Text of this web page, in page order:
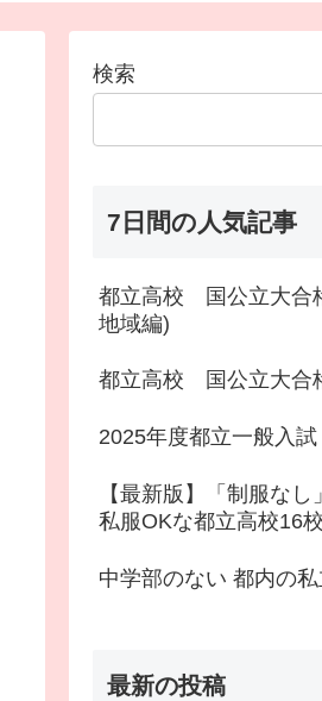
検索
7日間の人気記事
都立高校 国公立大合
地域編)
都立高校 国公立大合
2025年度都立一般入
【最新版】「制服な
私服OKな都立高校16
中学部のない 都内の
最新の投稿